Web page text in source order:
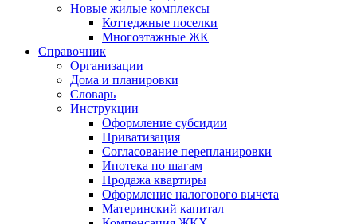
Новые жилые комплексы
Коттеджные поселки
Многоэтажные ЖК
Справочник
Организации
Дома и планировки
Словарь
Инструкции
Оформление субсидии
Приватизация
Согласование перепланировки
Ипотека по шагам
Продажа квартиры
Оформление налогового вычета
Материнский капитал